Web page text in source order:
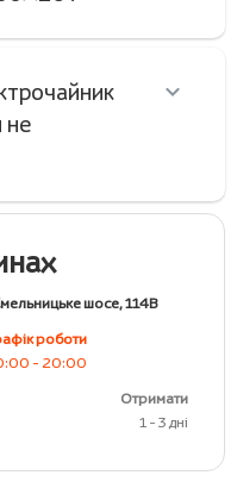
не
шосе, 114В
роботи
- 20:00
Отримати
1 - 3 дні